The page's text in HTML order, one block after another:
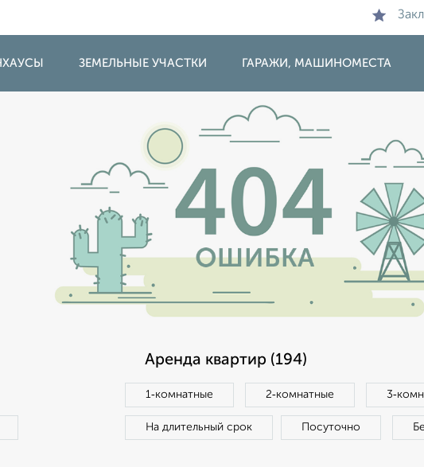
ЗЕМЕЛЬНЫЕ УЧАСТКИ ГАРАЖИ, МАШИНОМЕСТА
Аренда квартир (194)
1‑комнатные 2‑комнатные
На длительный срок Посуточно